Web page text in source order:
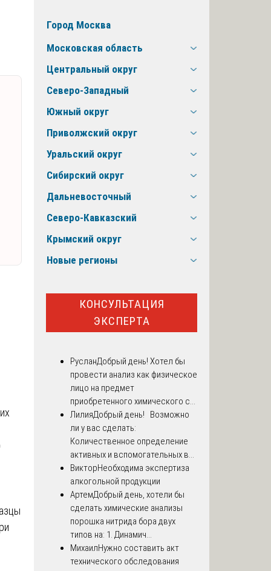
Город Москва
Московская область
Центральный округ
Северо-Западный
Южный округ
Приволжский округ
Уральский округ
Сибирский округ
Дальневосточный
Северо-Кавказский
Крымский округ
Новые регионы
КОНСУЛЬТАЦИЯ
ЭКСПЕРТА
РусланДобрый день! Хотел бы
провести анализ как физическое
лицо на предмет
приобретенного химического с...
ЛилияДобрый день! Возможно
ли у вас сделать:
Количественное определение
активных и вспомогательных в...
ВикторНеобходима экспертиза
алкогольной продукции
АртемДобрый день, хотели бы
сделать химические анализы
порошка нитрида бора двух
типов на: 1. Динамич...
МихаилНужно составить акт
технического обследования